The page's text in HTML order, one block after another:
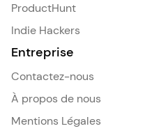
ProductHunt
Indie Hackers
Entreprise
Contactez-nous
À propos de nous
Mentions Légales